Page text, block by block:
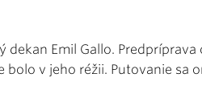
dekan Emil Gallo.
bolo v jeho réžii. Putovanie sa